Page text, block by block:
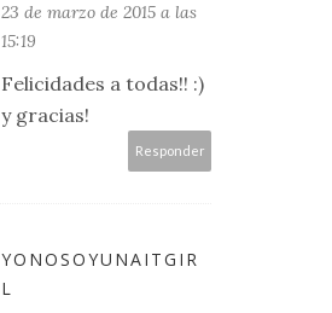
23 de marzo de 2015 a las
15:19
Felicidades a todas!! :)
y gracias!
Responder
YONOSOYUNAITGIR
L